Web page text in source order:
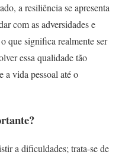
a resiliência se apresenta
com as adversidades e
que significa realmente ser
essa qualidade tão
a vida pessoal até o
a dificuldades; trata-se de